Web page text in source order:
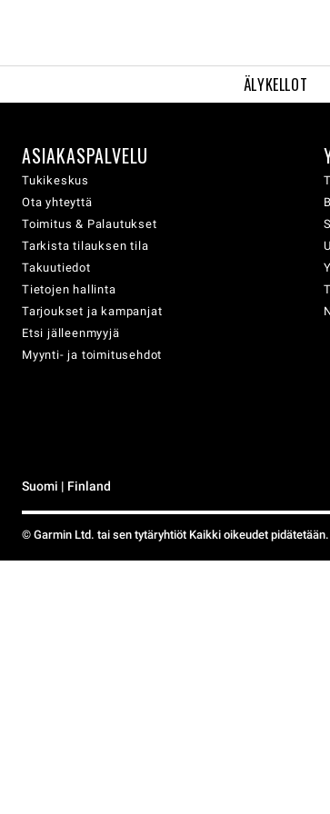
ÄLYKELLOT
ASIAKASPALVELU
Tukikeskus
Ota yhteyttä
Toimitus & Palautukset
Tarkista tilauksen tila
Takuutiedot
Tietojen hallinta
Tarjoukset ja kampanjat
Etsi jälleenmyyjä
Myynti- ja toimitusehdot
Suomi | Finland
© Garmin Ltd. tai sen tytäryhtiöt Kaikki oikeudet pidätetään.